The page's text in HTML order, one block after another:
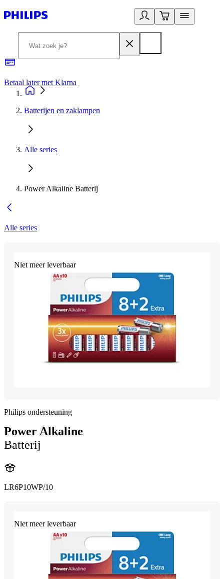
Betaal later met Klarna
Batterijen en zaklampen
Alle series
Power Alkaline Batterij
Alle series
Niet meer leverbaar
Philips ondersteuning
Power Alkaline
Batterij
LR6P10WP/10
Niet meer leverbaar